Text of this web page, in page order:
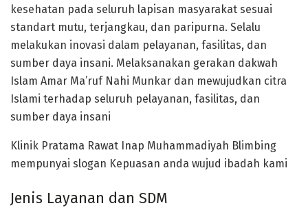
kesehatan pada seluruh lapisan masyarakat sesuai
standart mutu, terjangkau, dan paripurna. Selalu
melakukan inovasi dalam pelayanan, fasilitas, dan
sumber daya insani. Melaksanakan gerakan dakwah
Islam Amar Ma’ruf Nahi Munkar dan mewujudkan citra
Islami terhadap seluruh pelayanan, fasilitas, dan
sumber daya insani
Klinik Pratama Rawat Inap Muhammadiyah Blimbing
mempunyai slogan Kepuasan anda wujud ibadah kami
Jenis Layanan dan SDM